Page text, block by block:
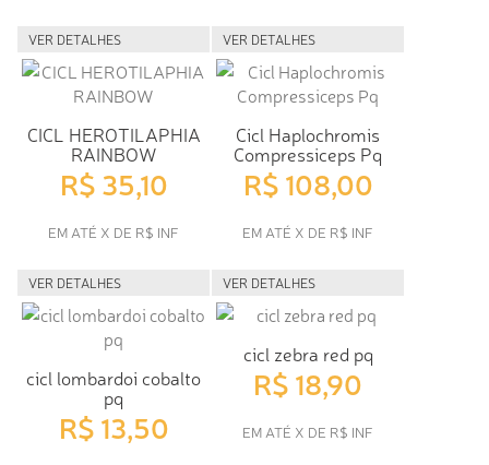
VER DETALHES VER DETALHES
CICL HEROTILAPHIA
RAINBOW
R$ 35,10
EM ATÉ X DE R$ INF
VER DETALHES
Cicl Haplochromis
Compressiceps Pq
R$ 108,00
EM ATÉ X DE R$ INF
VER DETALHES
cicl lombardoi cobalto
pq
R$ 13,50
cicl zebra red pq
R$ 18,90
EM ATÉ X DE R$ INF